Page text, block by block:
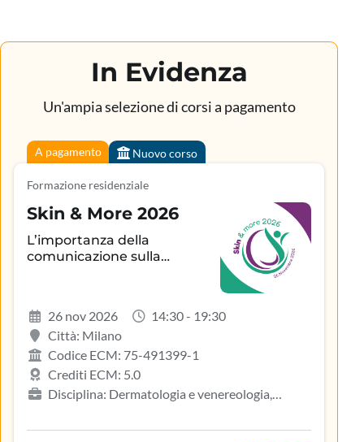
In Evidenza
Un'ampia selezione di corsi a pagamento
A pagamento Nuovo corso
Formazione residenziale
Skin & More 2026
L’importanza della
comunicazione sulla
dermatologica
26 nov 2026
14:30 - 19:30
Città: Milano
Codice ECM: 75-491399-1
Crediti ECM: 5.0
Disciplina: Dermatologia e venereologia,
Infermiere, Medicina del lavoro e sicurezza degli